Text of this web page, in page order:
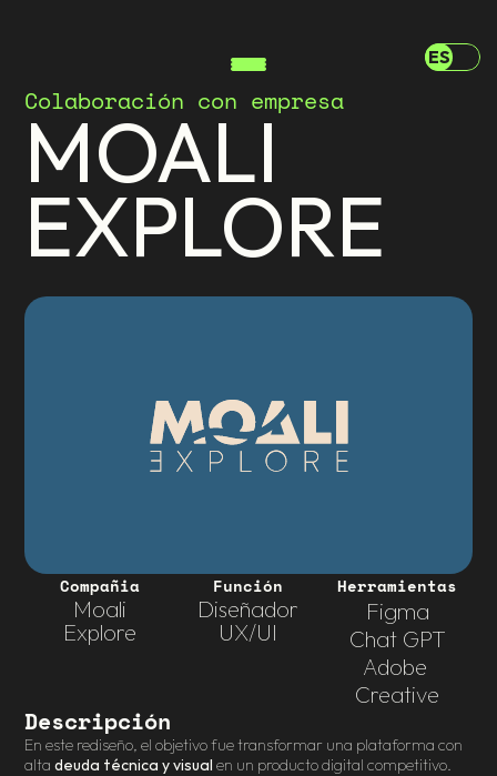
Colaboración con empresa
MOALI
EXPLORE
Compañia
Moali
Explore
Función
Diseñador
UX/UI
Herramientas
Figma
Chat GPT
Adobe
Creative
Descripción
En este rediseño, el objetivo fue transformar una plataforma con
alta deuda técnica y visual en un producto digital competitivo.
ES